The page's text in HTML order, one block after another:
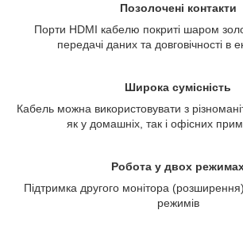
Позолочені контакти
Порти HDMI кабелю покриті шаром
передачі даних та довговічності в
Широка сумісність
Кабель можна використовувати з
як у домашніх, так і офісних
Робота у двох
Підтримка другого монітора
режимів